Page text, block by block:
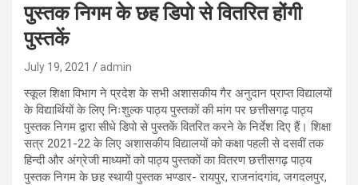
पुस्तक निगम के छह डिपो से वितरित होंगी
पुस्तकें
July 19, 2021 admin
स्कूल शिक्षा विभाग ने प्रदेश के सभी अशासकीय गैर अनुदान प्राप्त विद्यालयों
के विद्यार्थियों के लिए निःशुल्क पाठ्य पुस्तकों की मांग पर छत्तीसगढ़ पाठ्य
पुस्तक निगम द्वारा सीधे डिपो से पुस्तकें वितरित करने के निर्देश दिए हैं। शिक्षा
सत्र 2021-22 के लिए अशासकीय विद्यालयों को कक्षा पहली से दसवीं तक
हिन्दी और अंग्रेजी माध्यमों को पाठ्य पुस्तकों का वितरण छत्तीसगढ़ पाठ्य
पुस्तक निगम के छह स्थायी पुस्तक भण्डार- रायपुर, राजनांदगांव, जगदलपुर,